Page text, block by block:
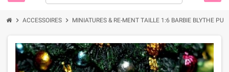
chevron_right ACCESSOIRES chevron_right MINIATURES & RE-MENT TAILLE 1:6 BARBIE BLYTHE